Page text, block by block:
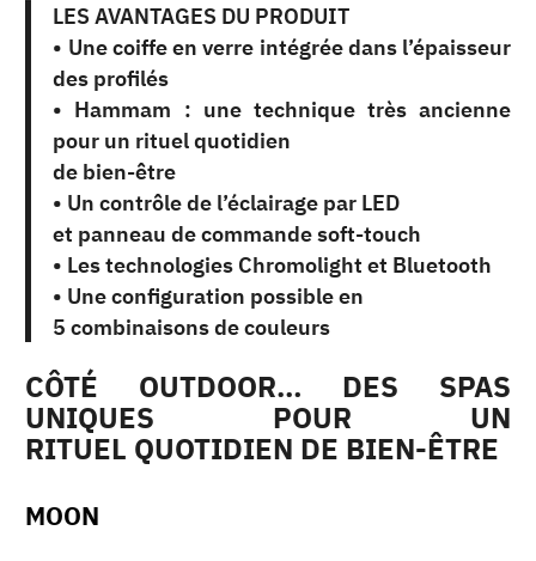
LES AVANTAGES DU PRODUIT
• Une coiffe en verre intégrée dans l’épaisseur
des profilés
• Hammam : une technique très ancienne
pour un rituel quotidien
de bien-être
• Un contrôle de l’éclairage par LED
et panneau de commande soft-touch
• Les technologies Chromolight et Bluetooth
• Une configuration possible en
5 combinaisons de couleurs
CÔTÉ OUTDOOR… DES SPAS
UNIQUES POUR UN
RITUEL QUOTIDIEN DE BIEN-ÊTRE
MOON